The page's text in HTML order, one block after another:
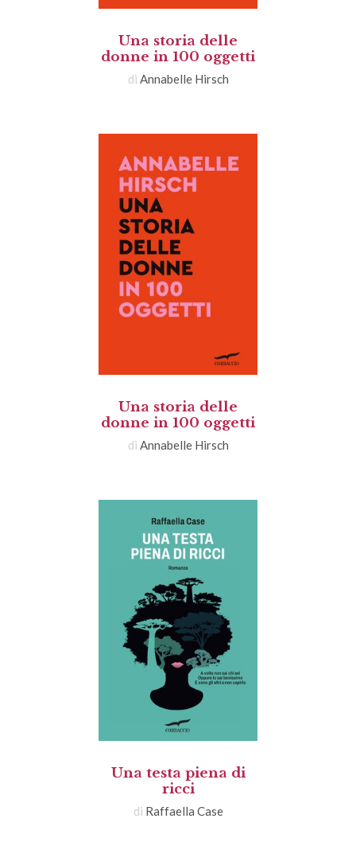
Una storia delle
donne in 100 oggetti
di Annabelle Hirsch
Una storia delle
donne in 100 oggetti
di Annabelle Hirsch
Una testa piena di
ricci
di Raffaella Case